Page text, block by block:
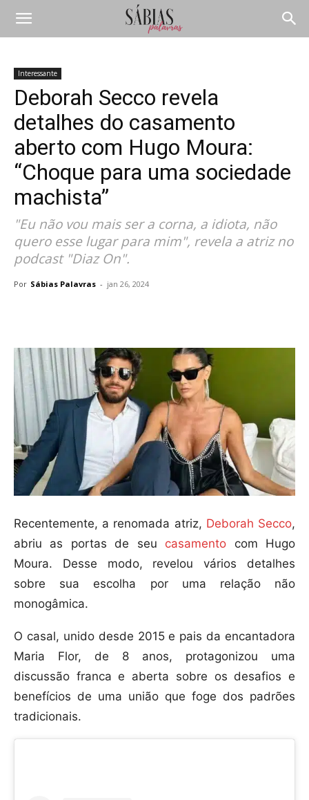
Interessante
Deborah Secco revela
detalhes do casamento
aberto com Hugo Moura:
“Choque para uma sociedade
machista”
"Eu não vou mais ser a corna, a idiota, não
quero esse lugar para mim", revela a atriz no
podcast "Diaz On".
Por Sábias Palavras - jan 26, 2024
Recentemente, a renomada atriz, Deborah Secco,
abriu as portas de seu casamento com Hugo
Moura. Desse modo, revelou vários detalhes
sobre sua escolha por uma relação não
monogâmica.
O casal, unido desde 2015 e pais da encantadora
Maria Flor, de 8 anos, protagonizou uma
discussão franca e aberta sobre os desafios e
benefícios de uma união que foge dos padrões
tradicionais.